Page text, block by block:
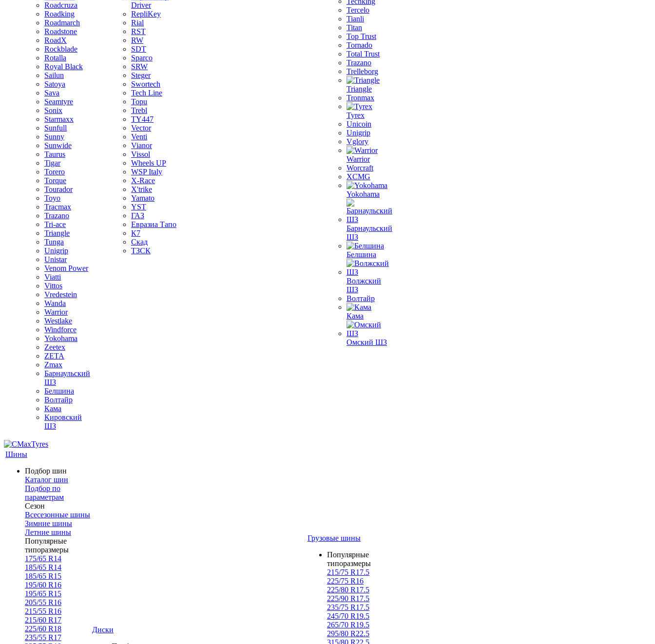
Roadcruza
Roadking
Roadmarch
Roadstone
RoadX
Rockblade
Rotalla
Royal Black
Sailun
Satoya
Sava
Seamtyre
Sonix
Starmaxx
Sunfull
Sunny
Sunwide
Taurus
Tigar
Torero
Torque
Tourador
Toyo
Tracmax
Trazano
Tri-ace
Triangle
Tunga
Unigrip
Unistar
Venom Power
Viatti
Vittos
Vredestein
Wanda
Warrior
Westlake
Windforce
Yokohama
Zeetex
ZETA
Zmax
Барнаульский
ШЗ
Белшина
Волтайр
Кама
Кировский
ШЗ
Driver
RepliKey
Rial
RST
RW
SDT
Sparco
SRW
Steger
Swortech
Tech Line
Topu
Trebl
TY447
Vector
Venti
Vianor
Vissol
Wheels UP
WSP Italy
X-Race
X'trike
Yamato
YST
ГАЗ
Евразиа Тапо
К7
Скад
ТЗСК
Tercelo
Tianli
Titan
Top Trust
Tornado
Total Trust
Trazano
Trelleborg
Triangle
Tronmax
Tyrex
Unicoin
Unigrip
Vglory
Warrior
Worcraft
XCMG
Yokohama
Барнаульский
ШЗ
Белшина
Волжский
ШЗ
Волтайр
Кама
Омский ШЗ
Шины
Подбор шин
Каталог шин
Подбор по
параметрам
Сезон
Всесезонные шины
Зимние шины
Летние шины
Популярные
типоразмеры
175/65 R14
185/65 R14
185/65 R15
195/60 R16
195/65 R15
205/55 R16
215/55 R16
215/60 R17
225/60 R18
235/55 R17
Диски
Грузовые шины
Популярные
типоразмеры
215/75 R17.5
225/75 R16
225/80 R17.5
225/90 R17.5
235/75 R17.5
245/70 R19.5
265/70 R19.5
295/80 R22.5
315/80 R22.5